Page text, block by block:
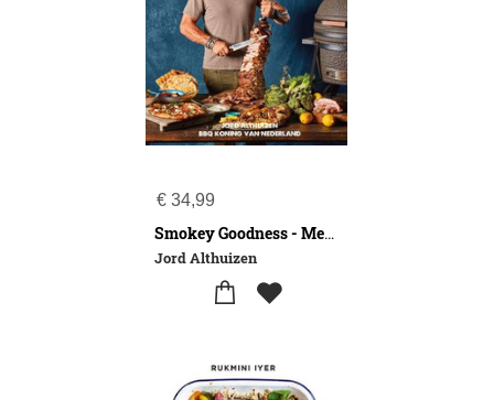
€ 34,99
Smokey Goodness - Mediterranean BBQ
Jord Althuizen